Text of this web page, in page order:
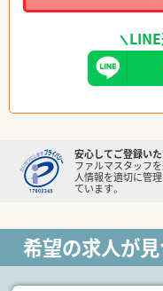
安心してご登録い
ファルマスタッフを
人情報を適切に管
ています。
希望の求人が